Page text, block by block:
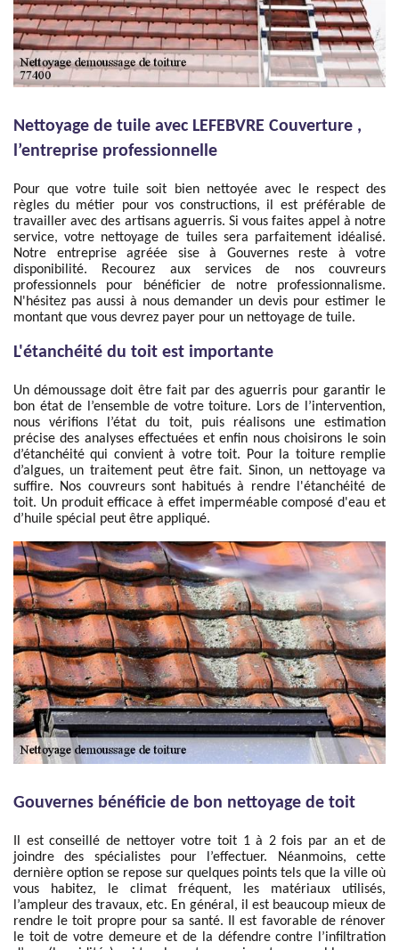
Nettoyage de tuile avec LEFEBVRE Couverture ,
l’entreprise professionnelle
Pour que votre tuile soit bien nettoyée avec le respect des
règles du métier pour vos constructions, il est préférable de
travailler avec des artisans aguerris. Si vous faites appel à notre
service, votre nettoyage de tuiles sera parfaitement idéalisé.
Notre entreprise agréée sise à Gouvernes reste à votre
disponibilité. Recourez aux services de nos couvreurs
professionnels pour bénéficier de notre professionnalisme.
N'hésitez pas aussi à nous demander un devis pour estimer le
montant que vous devrez payer pour un nettoyage de tuile.
L'étanchéité du toit est importante
Un démoussage doit être fait par des aguerris pour garantir le
bon état de l’ensemble de votre toiture. Lors de l’intervention,
nous vérifions l’état du toit, puis réalisons une estimation
précise des analyses effectuées et enfin nous choisirons le soin
d’étanchéité qui convient à votre toit. Pour la toiture remplie
d’algues, un traitement peut être fait. Sinon, un nettoyage va
suffire. Nos couvreurs sont habitués à rendre l'étanchéité de
toit. Un produit efficace à effet imperméable composé d'eau et
d’huile spécial peut être appliqué.
Gouvernes bénéficie de bon nettoyage de toit
Il est conseillé de nettoyer votre toit 1 à 2 fois par an et de
joindre des spécialistes pour l’effectuer. Néanmoins, cette
dernière option se repose sur quelques points tels que la ville où
vous habitez, le climat fréquent, les matériaux utilisés,
l’ampleur des travaux, etc. En général, il est beaucoup mieux de
rendre le toit propre pour sa santé. Il est favorable de rénover
le toit de votre demeure et de la défendre contre l’infiltration